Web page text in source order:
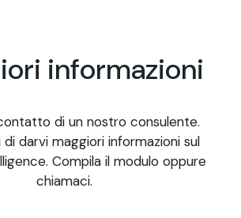
informazioni
di un nostro consulente.
darvi maggiori informazioni sul
Compila il modulo oppure
chiamaci.